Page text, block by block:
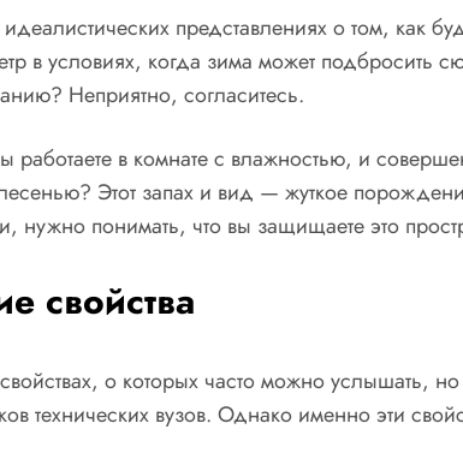
представлениях о том, как
в условиях, когда зима может подбросить
Неприятно, согласитесь.
в комнате с влажностью, и
Этот запах и вид — жуткое
нужно понимать, что вы защищаете это
свойства
о которых часто можно услышать,
технических вузов. Однако именно эти